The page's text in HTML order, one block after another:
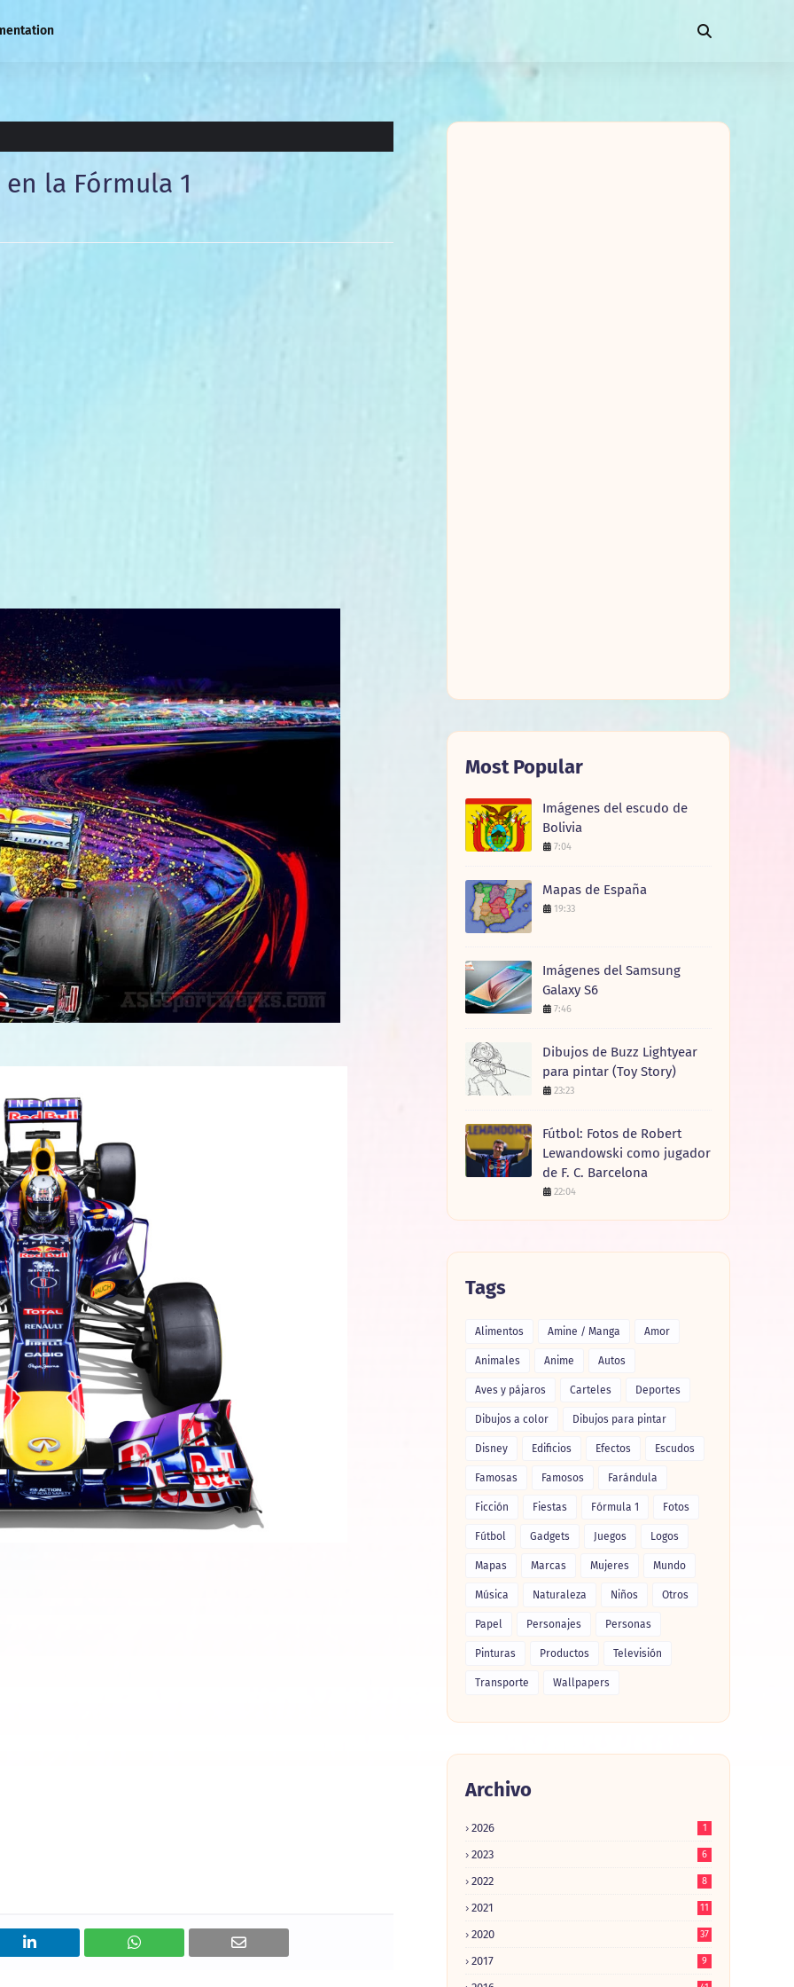
la Fórmula 1
Most Popular
Imágenes del escudo de
Bolivia
7:04
Mapas de España
19:33
Imágenes del Samsung
Galaxy S6
7:46
Dibujos de Buzz Lightyear
para pintar (Toy Story)
23:23
Fútbol: Fotos de Robert
Lewandowski como jugador
de F. C. Barcelona
22:04
Tags
Alimentos Amine / Manga Amor
Animales Anime Autos
Aves y pájaros Carteles Deportes
Dibujos a color Dibujos para pintar
Disney Edificios Efectos Escudos
Famosas Famosos Farándula
Ficción Fiestas Fórmula 1 Fotos
Fútbol Gadgets Juegos Logos
Mapas Marcas Mujeres Mundo
Música Naturaleza Niños Otros
Papel Personajes Personas
Pinturas Productos Televisión
Transporte Wallpapers
Archivo
2026 1
2023 6
2022 8
2021 11
2020 37
2017 9